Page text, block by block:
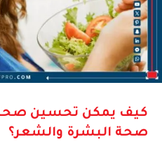
كيف يمكن تحسين صحة
صحة البشرة والشعر؟